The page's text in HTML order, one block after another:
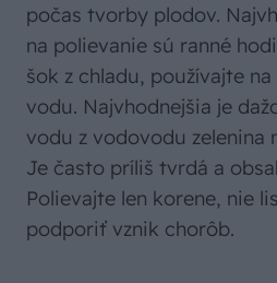
počas tvorby plodov.
na polievanie sú ranné
šok z chladu, používajte
vodu. Najvhodnejšia je
vodu z vodovodu zelenina
Je často príliš tvrdá a
Polievajte len korene, nie
podporiť vznik chorôb.